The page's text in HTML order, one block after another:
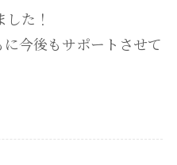
た！
今後もサポートさせて